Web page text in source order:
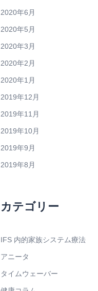
2020年6月
2020年5月
2020年3月
2020年2月
2020年1月
2019年12月
2019年11月
2019年10月
2019年9月
2019年8月
カテゴリー
IFS 内的家族システム療法
アニータ
タイムウェーバー